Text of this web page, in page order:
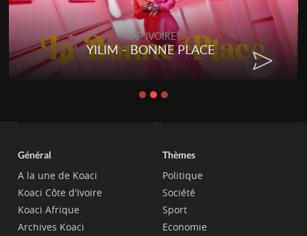
RAP IVOIRE
YILIM - BONNE PLACE
Général
A la une de Koaci
Koaci Côte d'Ivoire
Koaci Afrique
Archives Koaci
Thèmes
Politique
Société
Sport
Economie